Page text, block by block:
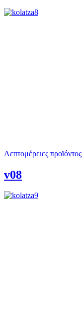
Λεπτομέρειες προϊόντος
v08